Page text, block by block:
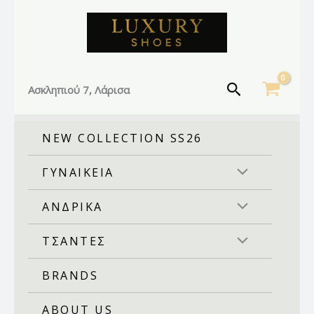
Ασκληπιού 7, Λάρισα Αναζήτηση
NEW COLLECTION SS26
ΓΥΝΑΙΚΕΙΑ
ΑΝΔΡΙΚΑ
ΤΣΑΝΤΕΣ
BRANDS
ABOUT US